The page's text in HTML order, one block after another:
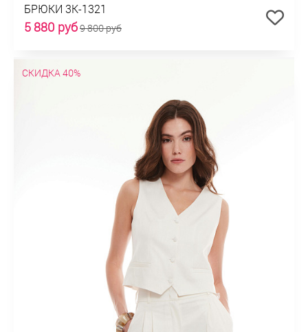
БРЮКИ 3К-1321
5 880 руб9 800 руб
СКИДКА 40%